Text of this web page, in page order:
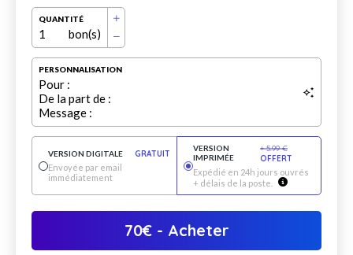
QUANTITÉ
1 bon(s)
PERSONNALISATION
Pour :
De la part de :
Message :
VERSION DIGITALE
GRATUIT
Envoyée par email
immédiatement
VERSION
IMPRIMÉE
+5.99 €
OFFERT
Expédié en 24h jours ouvrés
+ délais de la poste.
70€- Acheter